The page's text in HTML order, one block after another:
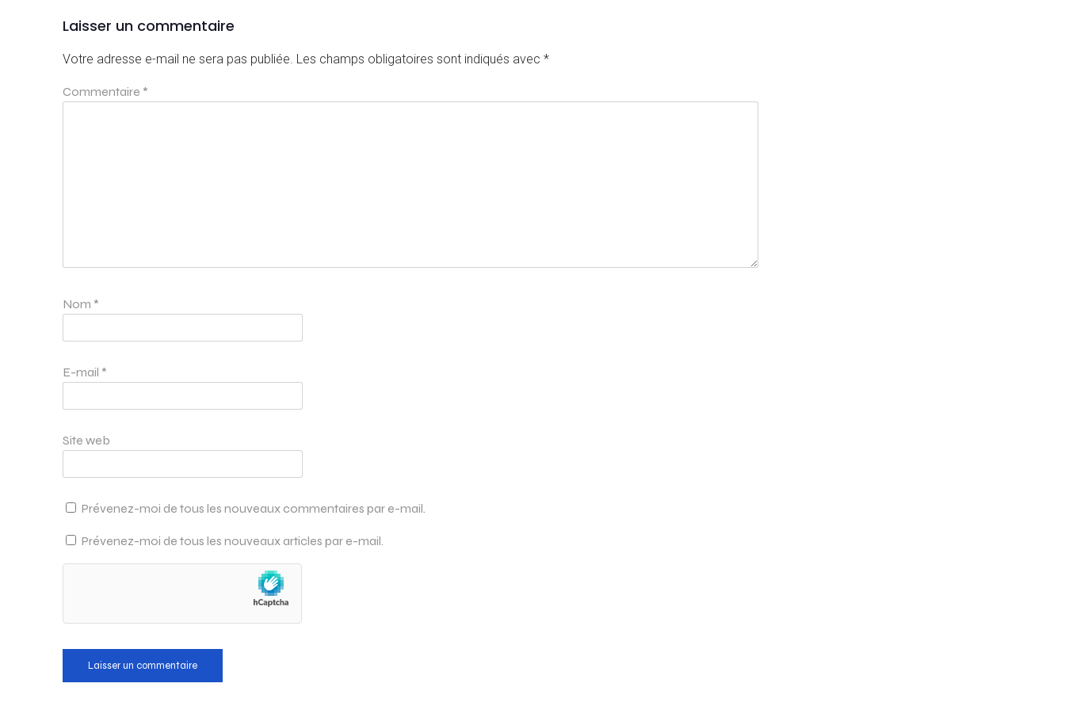
Laisser un commentaire
Votre adresse e-mail ne sera pas publiée. Les champs obligatoires sont indiqués avec *
Commentaire *
Nom *
E-mail *
Site web
Prévenez-moi de tous les nouveaux commentaires par e-mail.
Prévenez-moi de tous les nouveaux articles par e-mail.